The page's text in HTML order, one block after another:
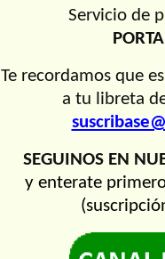
Servicio de
Te recordamos que
a tu libreta
SEGUINOS EN
y enterate